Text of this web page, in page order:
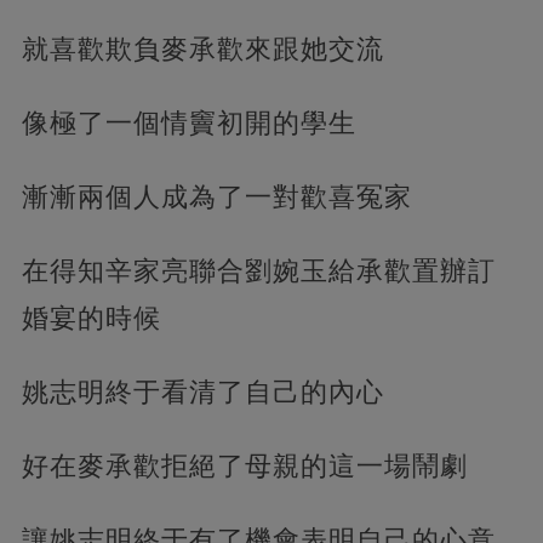
就喜歡欺負麥承歡來跟她交流
像極了一個情竇初開的學生
漸漸兩個人成為了一對歡喜冤家
在得知辛家亮聯合劉婉玉給承歡置辦訂
婚宴的時候
姚志明終于看清了自己的內心
好在麥承歡拒絕了母親的這一場鬧劇